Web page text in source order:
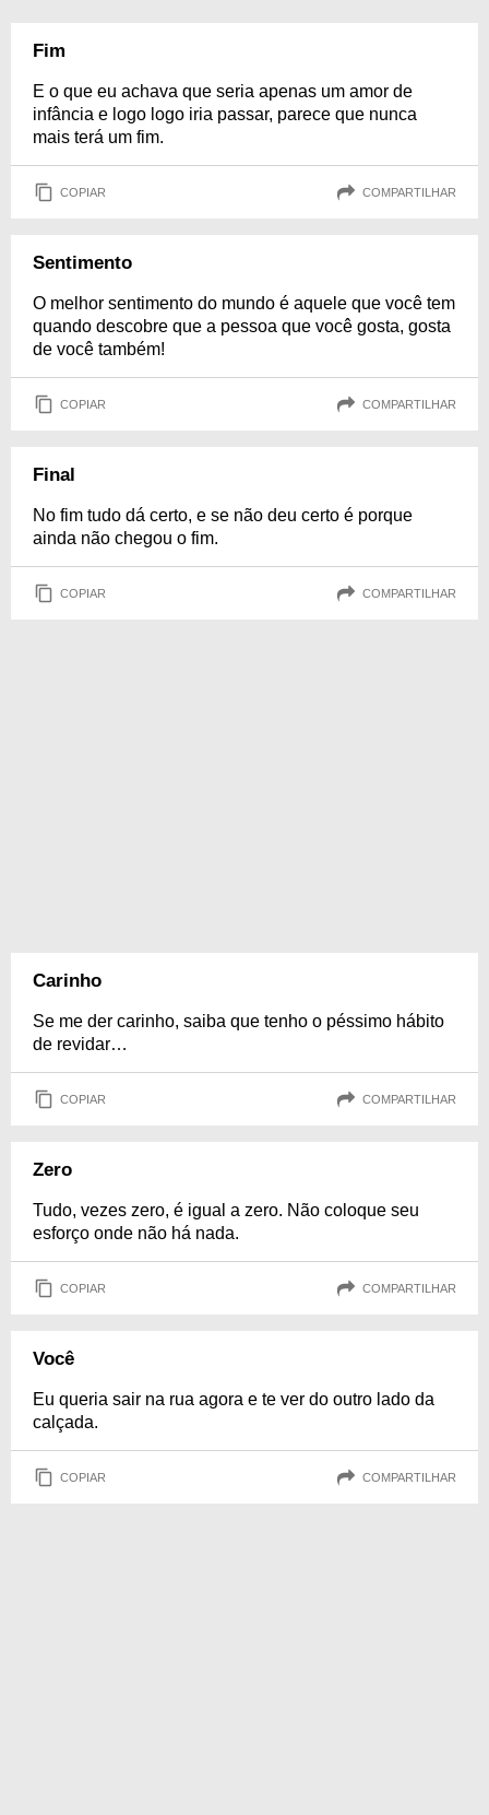
Fim
E o que eu achava que seria apenas um amor de
infância e logo logo iria passar, parece que nunca
mais terá um fim.
COPIAR COMPARTILHAR
Sentimento
O melhor sentimento do mundo é aquele que você tem
quando descobre que a pessoa que você gosta, gosta
de você também!
COPIAR COMPARTILHAR
Final
No fim tudo dá certo, e se não deu certo é porque
ainda não chegou o fim.
COPIAR COMPARTILHAR
Carinho
Se me der carinho, saiba que tenho o péssimo hábito
de revidar…
COPIAR COMPARTILHAR
Zero
Tudo, vezes zero, é igual a zero. Não coloque seu
esforço onde não há nada.
COPIAR COMPARTILHAR
Você
Eu queria sair na rua agora e te ver do outro lado da
calçada.
COPIAR COMPARTILHAR